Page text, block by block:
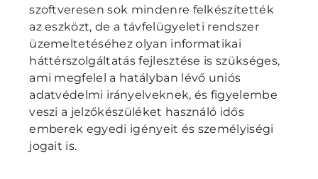
szoftveresen sok mindenre felkészítették
az eszközt, de a távfelügyeleti rendszer
üzemeltetéséhez olyan informatikai
háttérszolgáltatás fejlesztése is szükséges,
ami megfelel a hatályban lévő uniós
adatvédelmi irányelveknek, és figyelembe
veszi a jelzőkészüléket használó idős
emberek egyedi igényeit és személyiségi
jogait is.